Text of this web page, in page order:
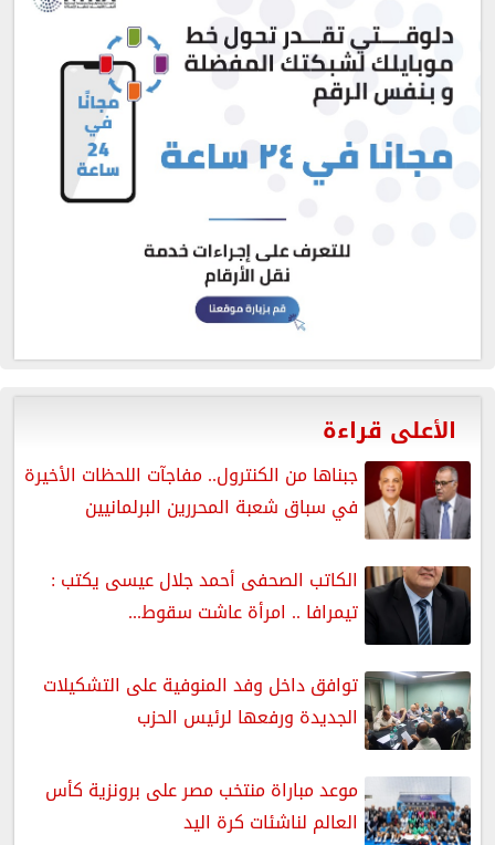
الأعلى قراءة
جبناها من الكنترول.. مفاجآت اللحظات الأخيرة
في سباق شعبة المحررين البرلمانيين
الكاتب الصحفى أحمد جلال عيسى يكتب :
تيمرافا .. امرأة عاشت سقوط...
توافق داخل وفد المنوفية على التشكيلات
الجديدة ورفعها لرئيس الحزب
موعد مباراة منتخب مصر على برونزية كأس
العالم لناشئات كرة اليد